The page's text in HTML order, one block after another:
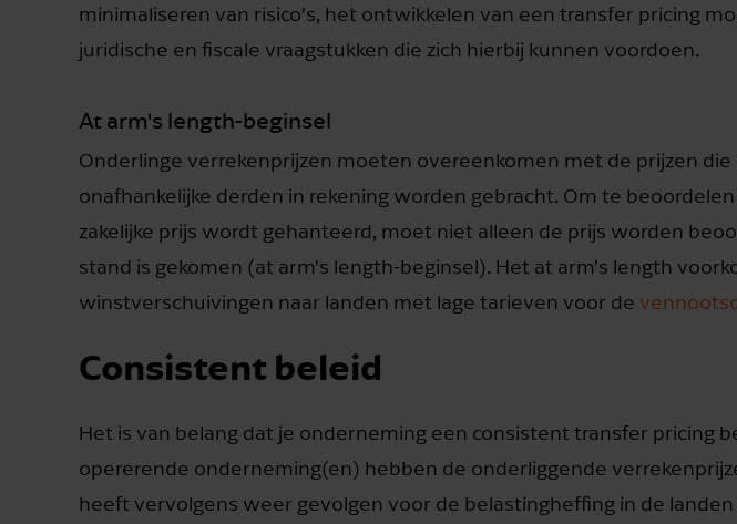
minimaliseren van risico’s, het ontwikkelen van een transfer pricing
juridische en fiscale vraagstukken die zich hierbij kunnen voordoen.
At arm's length-beginsel
Onderlinge verrekenprijzen moeten overeenkomen met de prijzen
onafhankelijke derden in rekening worden gebracht. Om te
zakelijke prijs wordt gehanteerd, moet niet alleen de prijs worden
stand is gekomen (at arm's length-beginsel). Het at arm’s length
winstverschuivingen naar landen met lage tarieven voor de
Consistent beleid
Het is van belang dat je onderneming een consistent transfer pricing
opererende onderneming(en) hebben de onderliggende
heeft vervolgens weer gevolgen voor de belastingheffing in de